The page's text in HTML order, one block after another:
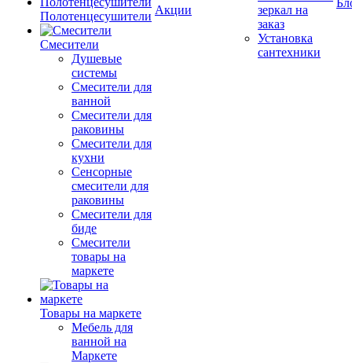
Полотенцесушители
Смесители
Душевые
системы
Смесители для
ванной
Смесители для
раковины
Смесители для
кухни
Сенсорные
смесители для
раковины
Смесители для
биде
Смесители
товары на
маркете
Товары на маркете
Мебель для
ванной на
Маркете
Акции
зеркал на
заказ
Установка
сантехники